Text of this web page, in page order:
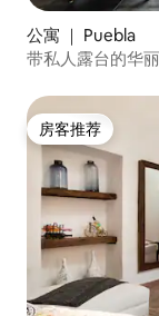
公寓 ｜ Puebla
带私人露台的华
房客推荐
房客推荐